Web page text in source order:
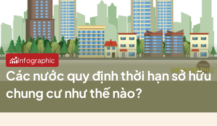
Infographic
Các nước quy định thời hạn sở hữu
chung cư như thế nào?